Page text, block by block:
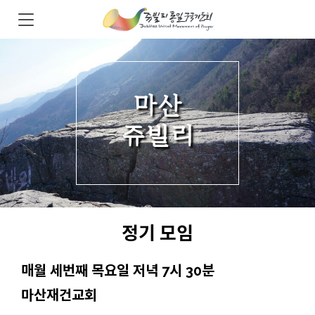
마산
쥬빌리
정기 모임
매월 세번째 목요일 저녁 7시 30분
마산재건교회